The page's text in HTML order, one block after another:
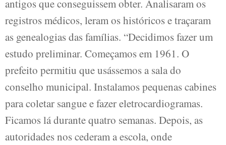
antigos que conseguissem obter. Analisaram os
registros médicos, leram os históricos e traçaram
as genealogias das famílias. “Decidimos fazer um
estudo preliminar. Começamos em 1961. O
prefeito permitiu que usássemos a sala do
conselho municipal. Instalamos pequenas cabines
para coletar sangue e fazer eletrocardiogramas.
Ficamos lá durante quatro semanas. Depois, as
autoridades nos cederam a escola, onde